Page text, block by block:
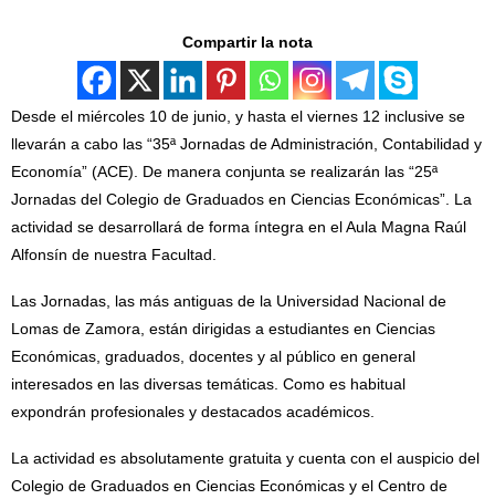
Compartir la nota
Desde el miércoles 10 de junio, y hasta el viernes 12 inclusive se
llevarán a cabo las “35ª Jornadas de Administración, Contabilidad y
Economía” (ACE). De manera conjunta se realizarán las “25ª
Jornadas del Colegio de Graduados en Ciencias Económicas”. La
actividad se desarrollará de forma íntegra en el Aula Magna Raúl
Alfonsín de nuestra Facultad.
Las Jornadas, las más antiguas de la Universidad Nacional de
Lomas de Zamora, están dirigidas a estudiantes en Ciencias
Económicas, graduados, docentes y al público en general
interesados en las diversas temáticas. Como es habitual
expondrán profesionales y destacados académicos.
La actividad es absolutamente gratuita y cuenta con el auspicio del
Colegio de Graduados en Ciencias Económicas y el Centro de